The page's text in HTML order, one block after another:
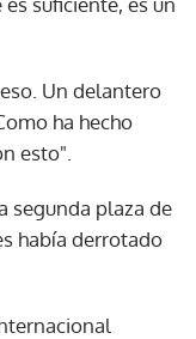
Un delantero
ha hecho
esto".
segunda plaza de
había derrotado